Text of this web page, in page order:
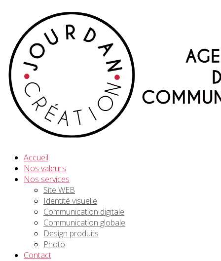
Accueil
Nos valeurs
Nos services
Site WEB
Identité visuelle
Communication digitale
Communication globale
Design produits
Photo
Contact